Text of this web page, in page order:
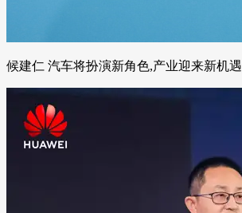
候建仁 汽车将扮演新角色,产业迎来新机遇